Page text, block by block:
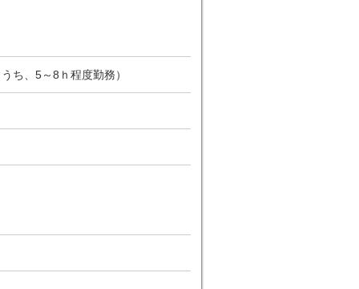
ち、5～8ｈ程度勤務）